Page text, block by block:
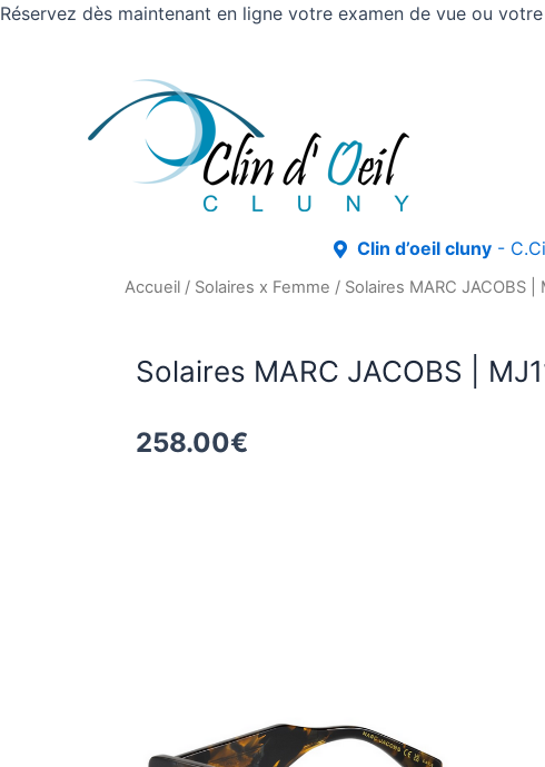
Réservez dès maintenant en ligne votre examen de vue ou
Clin d’oeil cluny -
Accueil / Solaires x Femme / Solaires MARC JACOBS |
Solaires MARC JACOBS |
258.00€